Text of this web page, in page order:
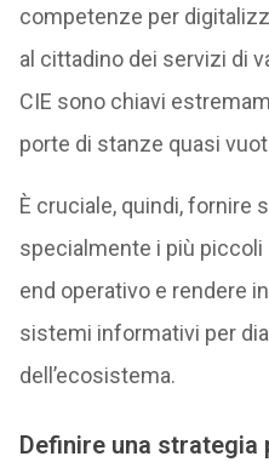
competenze per
al cittadino dei servizi di
CIE sono chiavi
porte di stanze quasi
È cruciale, quindi, fornire
specialmente i più
end operativo e rendere
sistemi informativi per
dell’ecosistema.
Definire una strategia